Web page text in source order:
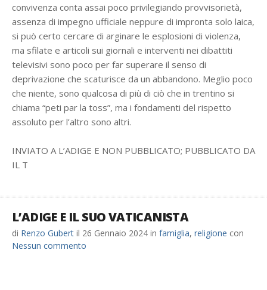
convivenza conta assai poco privilegiando provvisorietà,
assenza di impegno ufficiale neppure di impronta solo laica,
si può certo cercare di arginare le esplosioni di violenza,
ma sfilate e articoli sui giornali e interventi nei dibattiti
televisivi sono poco per far superare il senso di
deprivazione che scaturisce da un abbandono. Meglio poco
che niente, sono qualcosa di più di ciò che in trentino si
chiama “peti par la toss”, ma i fondamenti del rispetto
assoluto per l’altro sono altri.
INVIATO A L’ADIGE E NON PUBBLICATO; PUBBLICATO DA
IL T
L’ADIGE E IL SUO VATICANISTA
di Renzo Gubert il 26 Gennaio 2024 in famiglia, religione con
Nessun commento